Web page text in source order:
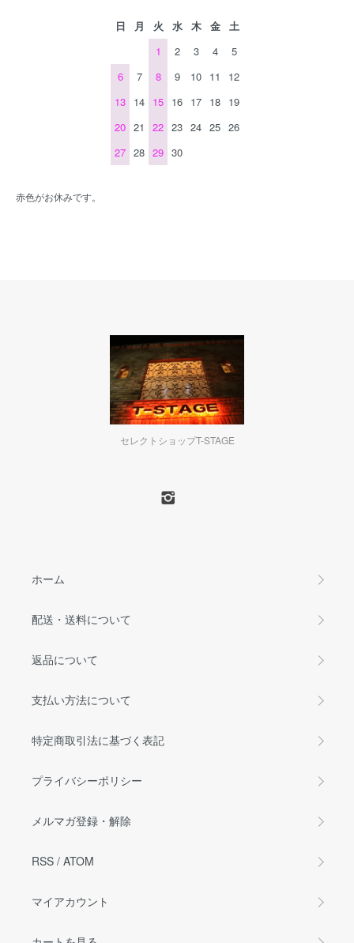
日 月 火 水 木 金
土
1
2 3 4
5
6
7 8 9 10 11
12
13 14 15 16 17 18 19
20 21 22 23 24 25 26
27 28 29 30
赤色がお休みです。
セレクトショップT-STAGE
ホーム
配送・送料について
返品について
支払い方法について
特定商取引法に基づく表記
プライバシーポリシー
メルマガ登録・解除
RSS / ATOM
マイアカウント